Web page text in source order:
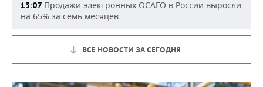
13:07 Продажи электронных ОСАГО в России выросли
на 65% за семь месяцев
ВСЕ НОВОСТИ ЗА СЕГОДНЯ